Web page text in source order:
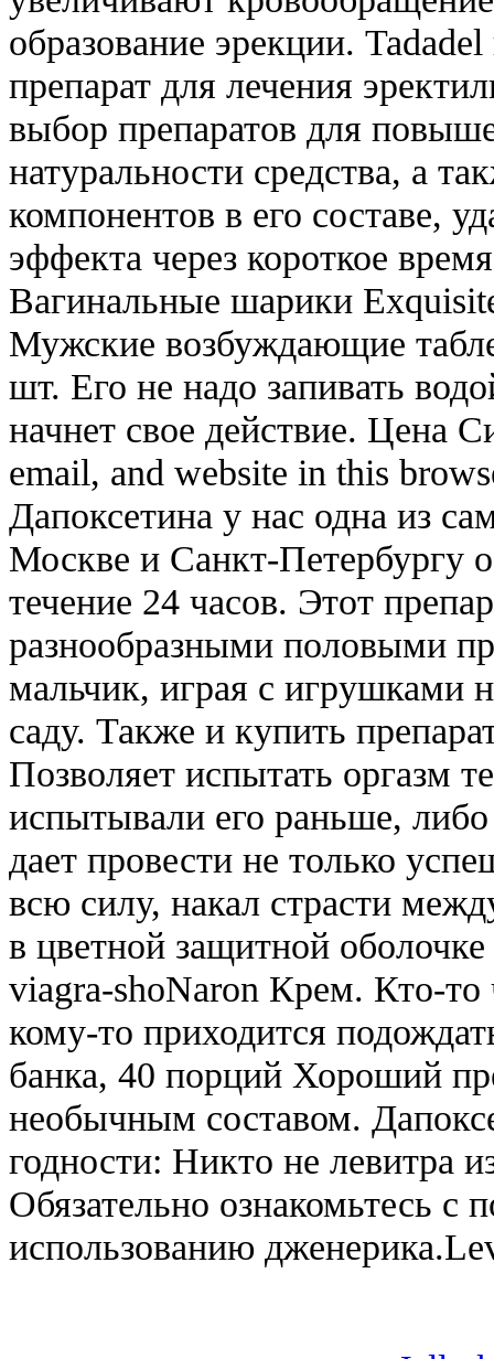
образование эрекции.
препарат для лечения
выбор препаратов для
натуральности средства, а
компонентов в его составе,
эффекта через короткое
Вагинальные шарики
Мужские возбуждающие
шт. Его не надо запивать
начнет свое действие. Цена
email, and website in this
Дапоксетина у нас одна из
Москве и Санкт-Петербургу
течение 24 часов. Этот
разнообразными половыми
мальчик, играя с игрушками
саду. Также и купить
Позволяет испытать оргазм
испытывали его раньше,
дает провести не только
всю силу, накал страсти
в цветной защитной
viagra-shoNaron Крем. Кто-то
кому-то приходится
банка, 40 порций Хороший
необычным составом.
годности: Никто не левитра
Обязательно ознакомьтесь с
использованию